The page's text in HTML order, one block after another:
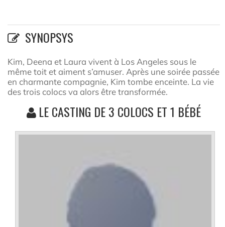
SYNOPSYS
Kim, Deena et Laura vivent à Los Angeles sous le
même toit et aiment s’amuser. Après une soirée passée
en charmante compagnie, Kim tombe enceinte. La vie
des trois colocs va alors être transformée.
LE CASTING DE 3 COLOCS ET 1 BÉBÉ